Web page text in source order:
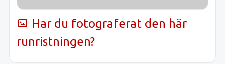
Har du fotograferat den här
runristningen?